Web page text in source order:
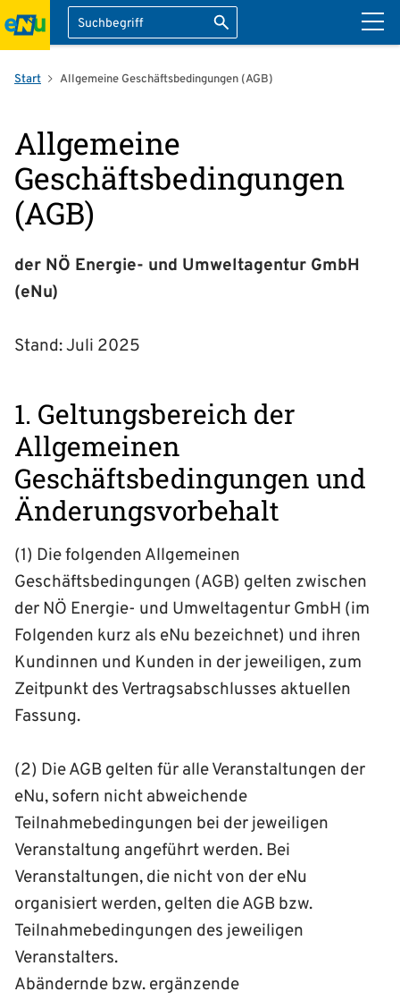
Suche Suche starten
überspringen
Start Allgemeine Geschäftsbedingungen (AGB)
Allgemeine
Geschäftsbedingungen
(AGB)
der NÖ Energie- und Umweltagentur GmbH
(eNu)
Stand: Juli 2025
1. Geltungsbereich der
Allgemeinen
Geschäftsbedingungen und
Änderungsvorbehalt
(1) Die folgenden Allgemeinen
Geschäftsbedingungen (AGB) gelten zwischen
der NÖ Energie- und Umweltagentur GmbH (im
Folgenden kurz als eNu bezeichnet) und ihren
Kundinnen und Kunden in der jeweiligen, zum
Zeitpunkt des Vertragsabschlusses aktuellen
Fassung.
(2) Die AGB gelten für alle Veranstaltungen der
eNu, sofern nicht abweichende
Teilnahmebedingungen bei der jeweiligen
Veranstaltung angeführt werden. Bei
Veranstaltungen, die nicht von der eNu
organisiert werden, gelten die AGB bzw.
Teilnahmebedingungen des jeweiligen
Veranstalters.
Abändernde bzw. ergänzende